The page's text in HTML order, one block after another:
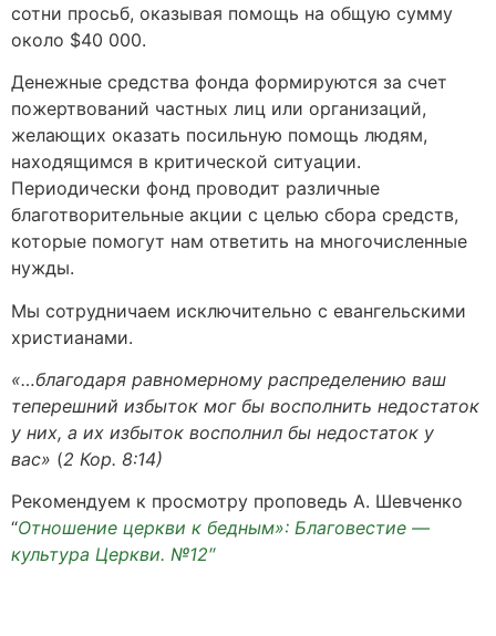
сотни просьб, оказывая помощь на общую сумму
около $40 000.
Денежные средства фонда формируются за счет
пожертвований частных лиц или организаций,
желающих оказать посильную помощь людям,
находящимся в критической ситуации.
Периодически фонд проводит различные
благотворительные акции с целью сбора средств,
которые помогут нам ответить на многочисленные
нужды.
Мы сотрудничаем исключительно с евангельскими
христианами.
«…благодаря равномерному распределению ваш
теперешний избыток мог бы восполнить недостаток
у них, а их избыток восполнил бы недостаток у
вас» (2 Кор. 8:14)
Рекомендуем к просмотру проповедь А. Шевченко
“Отношение церкви к бедным»: Благовестие —
культура Церкви. №12″